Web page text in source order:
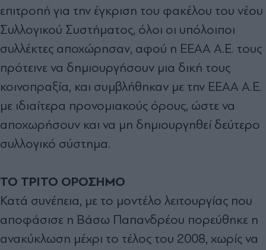
επιτροπή για την έγκριση του φακέλου του νέου
Συλλογικού Συστήµατος, όλοι οι υπόλοιποι
συλλέκτες αποχώρησαν, αφού η ΕΕΑΑ Α.Ε. τους
πρότεινε να δηµιουργήσουν µια δική τους
κοινοπραξία, και συµβλήθηκαν µε την ΕΕΑΑ Α.Ε.
µε ιδιαίτερα προνοµιακούς όρους, ώστε να
αποχωρήσουν και να µη δηµιουργηθεί δεύτερο
συλλογικό σύστηµα.
ΤΟ ΤΡΙΤΟ ΟΡΟΣΗΜΟ
Κατά συνέπεια, µε το µοντέλο λειτουργίας που
αποφάσισε η Βάσω Παπανδρέου πορεύθηκε η
ανακύκλωση µέχρι το τέλος του 2008, χωρίς να